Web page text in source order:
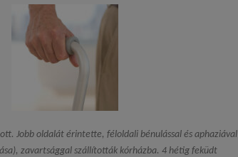
Jobb oldalát érintette, féloldali bénulással és aphaziával
zavartsággal szállították kórházba. 4 hétig feküdt